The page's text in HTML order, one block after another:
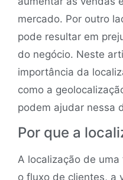
mercado. Por outro
pode resultar em
do negócio. Neste
importância da
como a
podem ajudar nessa
Por que a
A localização de
o fluxo de clientes, a